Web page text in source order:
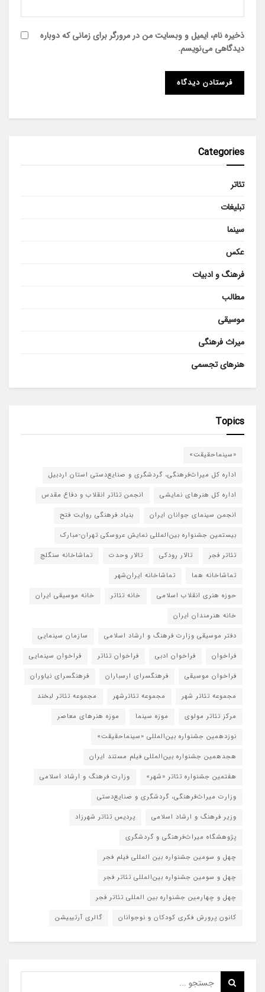
ذخیره نام، ایمیل و وبسایت من در مرورگر برای زمانی که دوباره
دیدگاهی می‌نویسم.
Categories
تئاتر
تبلیغات
سینما
عکس
فرهنگ و ادبیات
مطالب
موسیقی
میراث فرهنگی
هنرهای تجسمی
Topics
«سینماحقیقت»
اداره کل میراث‌فرهنگی، گردشگری و صنایع‌دستی استان اردبیل
اداره کل هنرهای نمایشی
انجمن تئاتر انقلاب و دفاع مقدس
انجمن سینمای جوانان ایران
بنیاد فرهنگی روایت فتح
بیستمین جشنواره بین‌المللی نمایش عروسکی تهران-مبارک
تئاتر فجر
تالار رودکی تالار وحدت
تماشاخانه سنگلج
تماشاخانه هما
تماشاخانه‌ ایران‌شهر
حوزه هنری انقلاب اسلامی
خانه تئاتر
خانه موسیقی ایران
خانه هنرمندان ایران
دفتر موسیقی وزارت فرهنگ و ارشاد اسلامی
سازمان سینمایی
فراخوان
فراخوان ادبی فراخوان تئاتر
فراخوان سینمایی
فراخوان موسیقی
فرهنگسرای ارسباران
فرهنگسرای نیاوران
مجموعه تئاتر شهر
مجموعه تئاترشهر
مجموعه تئاتر لبخند
مرکز تئاتر مولوی
موزه سینما
موزه هنرهای معاصر
نوزدهمین جشنواره بین‌المللی «سینماحقیقت»
هجدهمین جشنواره بین‌المللی فیلم مستند ایران
هفتمین جشنواره تئاتر «شهر»
وزارت فرهنگ و ارشاد اسلامی
وزارت میراث‌فرهنگی، گردشگری و صنایع‌دستی
وزیر فرهنگ و ارشاد اسلامی
پردیس تئاتر شهرزاد
پژوهشگاه میراث‌فرهنگی و گردشگری
چهل و سومین جشنواره بین المللی فیلم فجر
چهل و سومین جشنواره بین‌المللی تئاتر فجر
چهل و چهارمین جشنواره بین المللی تئاتر فجر
کانون پرورش فکری کودکان و نوجوانان
گالری آرتیبیشن